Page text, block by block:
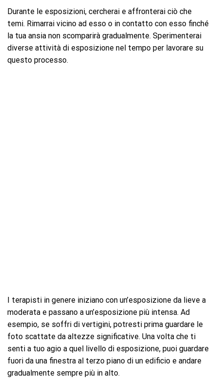
Durante le esposizioni, cercherai e affronterai ciò che
temi. Rimarrai vicino ad esso o in contatto con esso finché
la tua ansia non scomparirà gradualmente. Sperimenterai
diverse attività di esposizione nel tempo per lavorare su
questo processo.
I terapisti in genere iniziano con un’esposizione da lieve a
moderata e passano a un’esposizione più intensa. Ad
esempio, se soffri di vertigini, potresti prima guardare le
foto scattate da altezze significative. Una volta che ti
senti a tuo agio a quel livello di esposizione, puoi guardare
fuori da una finestra al terzo piano di un edificio e andare
gradualmente sempre più in alto.